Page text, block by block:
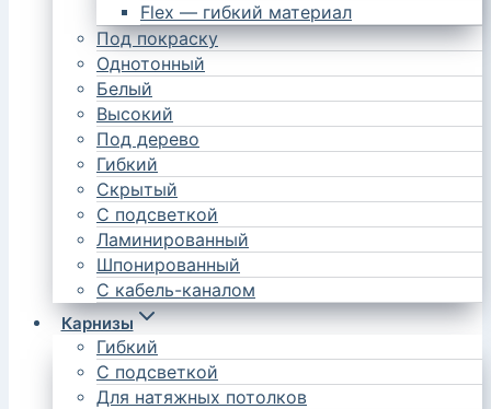
Flex — гибкий материал
Под покраску
Однотонный
Белый
Высокий
Под дерево
Гибкий
Скрытый
С подсветкой
Ламинированный
Шпонированный
С кабель-каналом
Карнизы
Гибкий
С подсветкой
Для натяжных потолков